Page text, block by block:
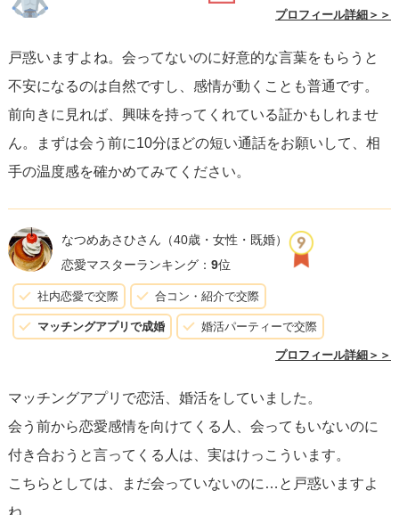
プロフィール詳細＞＞
戸惑いますよね。会ってないのに好意的な言葉をもらうと
不安になるのは自然ですし、感情が動くことも普通です。
前向きに見れば、興味を持ってくれている証かもしれませ
ん。まずは会う前に10分ほどの短い通話をお願いして、相
手の温度感を確かめてみてください。
なつめあさひさん （40歳・女性・既婚）
恋愛マスターランキング： 9位
社内恋愛で交際 合コン・紹介で交際
マッチングアプリで成婚 婚活パーティーで交際
プロフィール詳細＞＞
マッチングアプリで恋活、婚活をしていました。
会う前から恋愛感情を向けてくる人、会ってもいないのに
付き合おうと言ってくる人は、実はけっこういます。
こちらとしては、まだ会っていないのに…と戸惑いますよ